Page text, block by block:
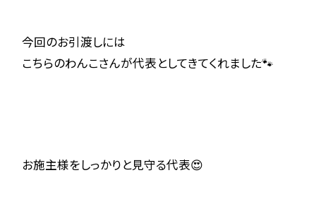
今回のお引渡しには
こちらのわんこさんが代表としてきてくれました🐾
お施主様をしっかりと見守る代表😍